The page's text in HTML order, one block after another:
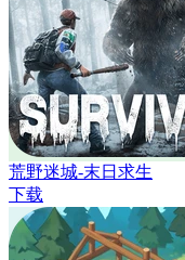
荒野迷城-末日求生
下载